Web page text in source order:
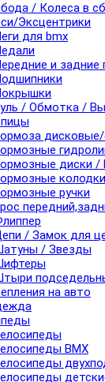
/ Колеса в
Эксцентрики
для bmx
и задние
/ Обмотка /
диски /
колодки
ручки
/ Замок для
/ Звезды
на авто
BMX